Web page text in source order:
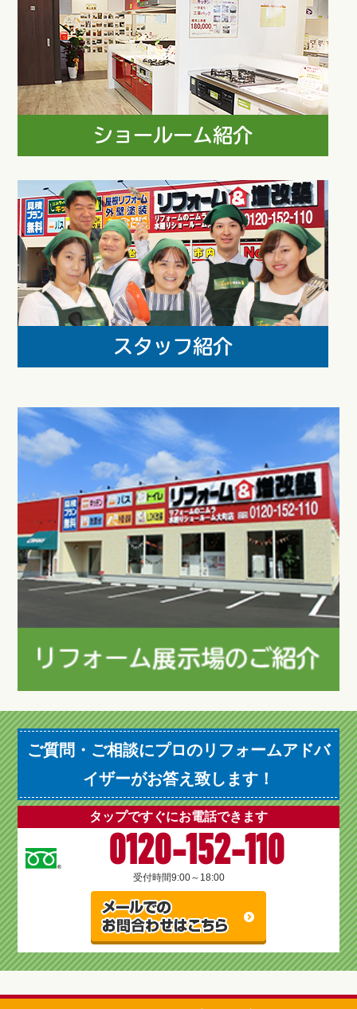
ご質問・ご相談にプロのリフォームアドバ
イザーがお答え致します！
タップですぐにお電話できます
0120-152-110
受付時間9:00～18:00